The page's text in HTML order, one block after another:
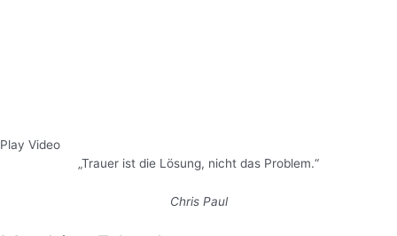
Play Video
„Trauer ist die Lösung, nicht das Problem.“
Chris Paul